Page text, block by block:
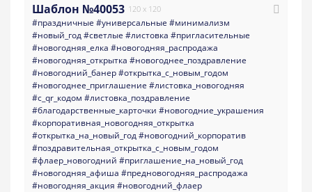
Шаблон №40053 120 x 120
#праздничные #универсальные #минимализм
#новый_год#светлые #листовка #пригласительные
#новогодняя_елка #новогодняя_распродажа
#новогодняя_открытка #новогоднее_поздравление
#новогодний_банер#открытка_с_новым_годом
#новогоднее_приглашение #листовка_новогодняя
#с_qr_кодом #листовка_поздравление
#благодарственные_карточки #новогодние_украшения
#корпоративная_новогодняя_открытка
#открытка_на_новый_год#новогодний_корпоратив
#поздравительная_открытка_с_новым_годом
#флаер_новогодний #приглашение_на_новый_год
#новогодняя_афиша #предновогодняя_распродажа
#новогодняя_акция #новогодний_флаер